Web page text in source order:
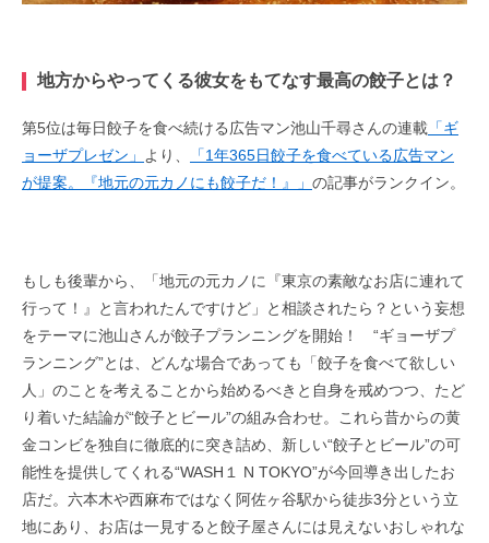
地方からやってくる彼女をもてなす最高の餃子とは？
第5位は毎日餃子を食べ続ける広告マン池山千尋さんの連載 「ギ
ョーザプレゼン」
より、
「1年365日餃子を食べている広告マン
が提案。『地元の元カノにも餃子だ！』」 の記事がランクイン。
もしも後輩から、「地元の元カノに『東京の素敵なお店に連れて
行って！』と言われたんですけど」と相談されたら？という妄想
をテーマに池山さんが餃子プランニングを開始！ “ギョーザプ
ランニング”とは、どんな場合であっても「餃子を食べて欲しい
人」のことを考えることから始めるべきと自身を戒めつつ、たど
り着いた結論が“餃子とビール”の組み合わせ。これら昔からの黄
金コンビを独自に徹底的に突き詰め、新しい“餃子とビール”の可
能性を提供してくれる“WASH１ N TOKYO”が今回導き出したお
店だ。六本木や西麻布ではなく阿佐ヶ谷駅から徒歩3分という立
地にあり、お店は一見すると餃子屋さんには見えないおしゃれな